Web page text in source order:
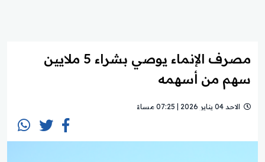
مصرف الإنماء يوصي بشراء 5 ملايين
سهم من أسهمه
الاحد 04 يناير 2026 | 07:25 مساءً